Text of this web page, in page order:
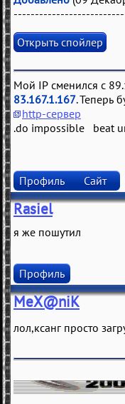
Мой IP сменился с
83.167.1.167. Теперь
http-сервер
.do impossible beat
Профиль Сайт
Rasiel
я же пошутил
Профиль
MeX@niK
лол,ксанг просто